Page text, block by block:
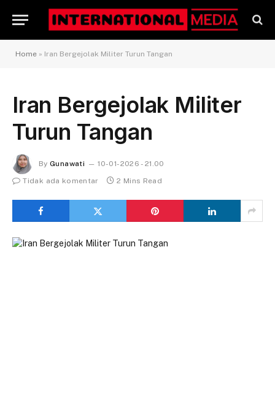
Home » Iran Bergejolak Militer Turun Tangan
Iran Bergejolak Militer
Turun Tangan
By Gunawati
10-01-2026 - 21.00
Tidak ada komentar
2 Mins Read